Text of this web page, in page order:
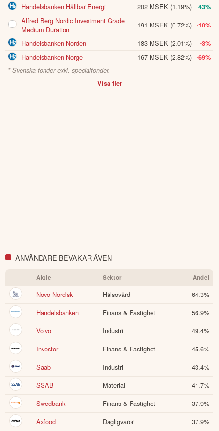
Handelsbanken Hållbar Energi 202 MSEK (1.19%) 43%
Alfred Berg Nordic Investment Grade
Medium Duration
191 MSEK (0.72%) -10%
Handelsbanken Norden 183 MSEK (2.01%) -3%
Handelsbanken Norge 167 MSEK (2.82%) -69%
* Svenska fonder exkl. specialfonder.
Visa fler
ANVÄNDARE BEVAKAR ÄVEN
Aktie Sektor Andel
Novo Nordisk Hälsovård 64.3%
Handelsbanken
Finans & Fastighet 56.9%
Volvo
Industri 49.4%
Investor
Finans & Fastighet 45.6%
Saab
Industri 43.4%
SSAB
Material 41.7%
Swedbank
Finans & Fastighet 37.9%
Axfood
Dagligvaror 37.9%